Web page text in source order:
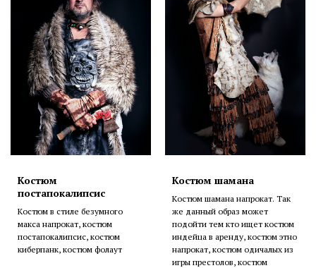
Костюм
постапокалипсис
Костюм в стиле безумного
макса напрокат, костюм
постапокалипсис, костюм
киберпанк, костюм фолаут
Костюм шамана
Костюм шамана напрокат. Так
же данный образ может
подойти тем кто ищет костюм
индейца в аренду, костюм этно
напрокат, костюм одичалых из
игры престолов, костюм